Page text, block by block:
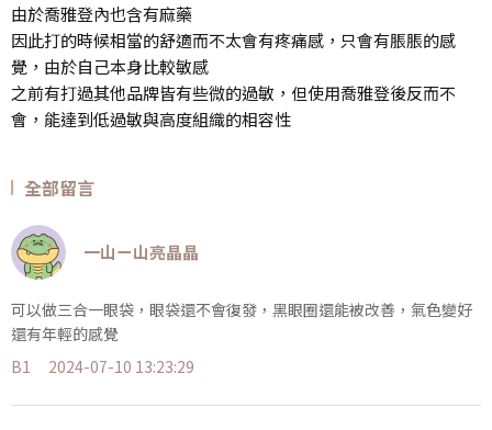
由於喬雅登內也含有麻藥
因此打的時候相當的舒適而不太會有疼痛感，只會有脹脹的感
覺，由於自己本身比較敏感
之前有打過其他品牌皆有些微的過敏，但使用喬雅登後反而不
會，能達到低過敏與高度組織的相容性
全部留言
一山ㄧ山亮晶晶
可以做三合一眼袋，眼袋還不會復發，黑眼圈還能被改善，氣色變好
還有年輕的感覺
B1
2024-07-10 13:23:29